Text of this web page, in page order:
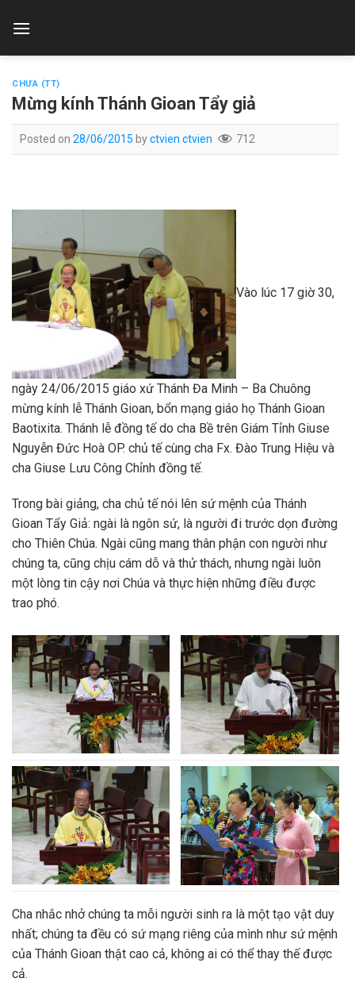
CHƯA (TT)
Mừng kính Thánh Gioan Tẩy giả
Posted on 28/06/2015 byctvien ctvien 712
Vào lúc 17 giờ 30,
ngày 24/06/2015 giáo xứ Thánh Đa Minh – Ba Chuông
mừng kính lễ Thánh Gioan, bổn mạng giáo họ Thánh Gioan
Baotixita. Thánh lễ đồng tế do cha Bề trên Giám Tỉnh Giuse
Nguyễn Đức Hoà OP. chủ tế cùng cha Fx. Đào Trung Hiệu và
cha Giuse Lưu Công Chỉnh đồng tế.
Trong bài giảng, cha chủ tế nói lên sứ mệnh của Thánh
Gioan Tẩy Giả: ngài là ngôn sứ, là người đi trước dọn đường
cho Thiên Chúa. Ngài cũng mang thân phận con người như
chúng ta, cũng chịu cám dỗ và thử thách, nhưng ngài luôn
một lòng tin cậy nơi Chúa và thực hiện những điều được
trao phó.
Cha nhắc nhở chúng ta mỗi người sinh ra là một tạo vật duy
nhất; chúng ta đều có sứ mạng riêng của mình như sứ mệnh
của Thánh Gioan thật cao cả, không ai có thể thay thế được
cả.